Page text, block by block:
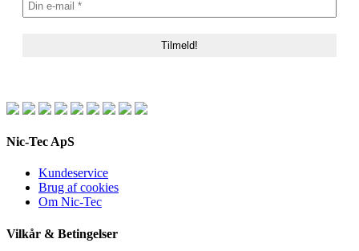
Nic-Tec ApS
Kundeservice
Brug af cookies
Om Nic-Tec
Vilkår & Betingelser